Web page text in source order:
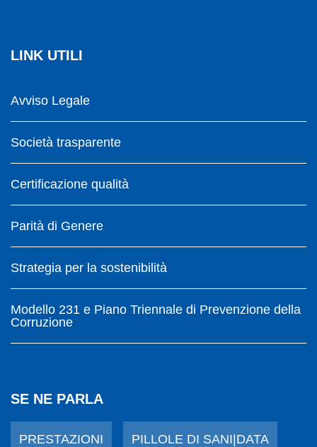
LINK UTILI
Avviso Legale
Società trasparente
Certificazione qualità
Parità di Genere
Strategia per la sostenibilità
Modello 231 e Piano Triennale di Prevenzione della
Corruzione
SE NE PARLA
PRESTAZIONI PILLOLE DI SANI|DATA